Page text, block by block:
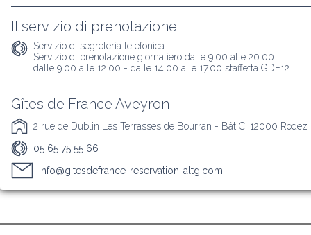
Il servizio di prenotazione
Servizio di segreteria telefonica :
Servizio di prenotazione giornaliero dalle 9.00 alle 20.00
dalle 9.00 alle 12.00 - dalle 14.00 alle 17.00 staffetta GDF12
Gîtes de France Aveyron
2 rue de Dublin Les Terrasses de Bourran - Bât C, 12000 Rodez
05 65 75 55 66
info@gitesdefrance-reservation-altg.com